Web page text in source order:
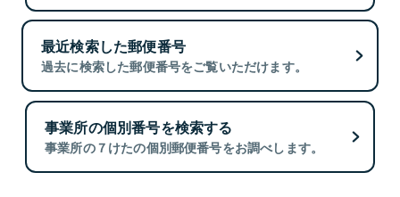
最近検索した郵便番号
過去に検索した郵便番号をご覧いただけます。
事業所の個別番号を検索する
事業所の７けたの個別郵便番号をお調べします。